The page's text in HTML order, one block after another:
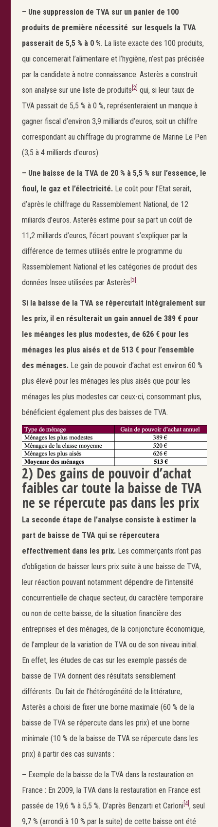
– Une suppression de TVA sur un panier de 100
produits de première nécessité sur lesquels la TVA
passerait de 5,5 % à 0 %. La liste exacte des 100 produits,
qui concernerait l’alimentaire et l’hygiène, n’est pas précisée
par la candidate à notre connaissance. Asterès a construit
son analyse sur une liste de produits [2] qui, si leur taux de
TVA passait de 5,5 % à 0 %, représenteraient un manque à
gagner fiscal d’environ 3,9 milliards d’euros, soit un chiffre
correspondant au chiffrage du programme de Marine Le Pen
(3,5 à 4 milliards d’euros).
– Une baisse de la TVA de 20 % à 5,5 % sur l’essence, le
fioul, le gaz et l’électricité. Le coût pour l’Etat serait,
d’après le chiffrage du Rassemblement National, de 12
miliards d’euros. Asterès estime pour sa part un coût de
11,2 milliards d’euros, l’écart pouvant s’expliquer par la
différence de termes utilisés entre le programme du
Rassemblement National et les catégories de produit des
données Insee utilisées par Asterès [3] .
Si la baisse de la TVA se répercutait intégralement sur
les prix, il en résulterait un gain annuel de 389 € pour
les méanges les plus modestes, de 626 € pour les
ménages les plus aisés et de 513 € pour l’ensemble
des ménages.Le gain de pouvoir d’achat est environ 60 %
plus élevé pour les ménages les plus aisés que pour les
ménages les plus modestes car ceux-ci, consommant plus,
bénéficient également plus des baisses de TVA.
2) Des gains de pouvoir d’achat
faibles car toute la baisse de TVA
ne se répercute pas dans les prix
La seconde étape de l’analyse consiste à estimer la
part de baisse de TVA qui se répercutera
effectivement dans les prix.Les commerçants n’ont pas
d’obligation de baisser leurs prix suite à une baisse de TVA,
leur réaction pouvant notamment dépendre de l’intensité
concurrentielle de chaque secteur, du caractère temporaire
ou non de cette baisse, de la situation financière des
entreprises et des ménages, de la conjoncture économique,
de l’ampleur de la variation de TVA ou de son niveau initial.
En effet, les études de cas sur les exemple passés de
baisse de TVA donnent des résultats sensiblement
différents. Du fait de l’hétérogénéité de la littérature,
Asterès a choisi de fixer une borne maximale (60 % de la
baisse de TVA se répercute dans les prix) et une borne
minimale (10 % de la baisse de TVA se répercute dans les
prix) à partir des cas suivants :
– Exemple de la baisse de la TVA dans la restauration en
France : En 2009, la TVA dans la restauration en France est
passée de 19,6 % à 5,5 %. D’après Benzarti et Carloni [4] , seul
9,7 % (arrondi à 10 % par la suite) de cette baisse ont été